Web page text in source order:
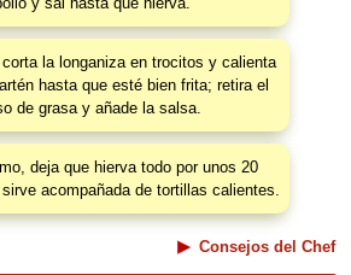
la longaniza en trocitos y calienta
hasta que esté bien frita; retira el
de grasa y añade la salsa.
deja que hierva todo por unos 20
acompañada de tortillas calientes.
Consejos del Chef